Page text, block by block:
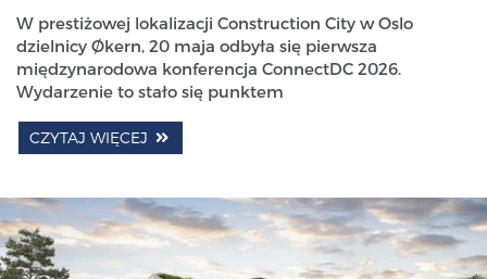
W prestiżowej lokalizacji Construction City w Oslo
dzielnicy Økern, 20 maja odbyła się pierwsza
międzynarodowa konferencja ConnectDC 2026.
Wydarzenie to stało się punktem
CZYTAJ WIĘCEJ